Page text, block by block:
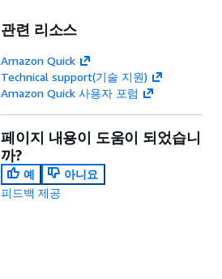
관련 리소스
Amazon Quick
Technical support(기술 지원)
Amazon Quick 사용자 포럼
페이지 내용이 도움이 되었습니
까?
예
아니요
피드백 제공